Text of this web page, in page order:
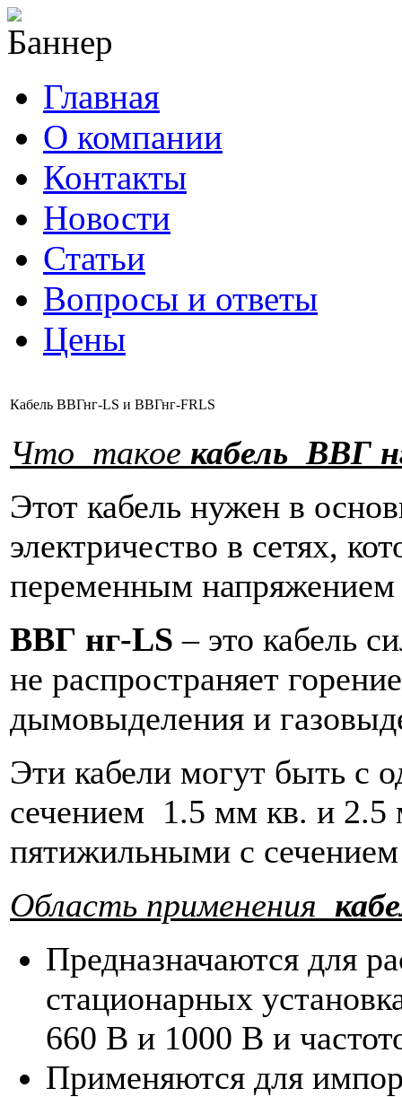
Главная
О компании
Контакты
Новости
Статьи
Вопросы и ответы
Цены
Кабель ВВГнг-LS и ВВГнг-FRLS
Что такое кабель ВВГ
Этот кабель нужен в
электричество в сетях,
переменным
ВВГ нг-LS – это кабель
не распространяет
дымовыделения и
Эти кабели могут быть с
сечением 1.5 мм кв. и
пятижильными с
Область применения
Предназначаются для
стационарных
660 В и 1000 В и
Применяются для